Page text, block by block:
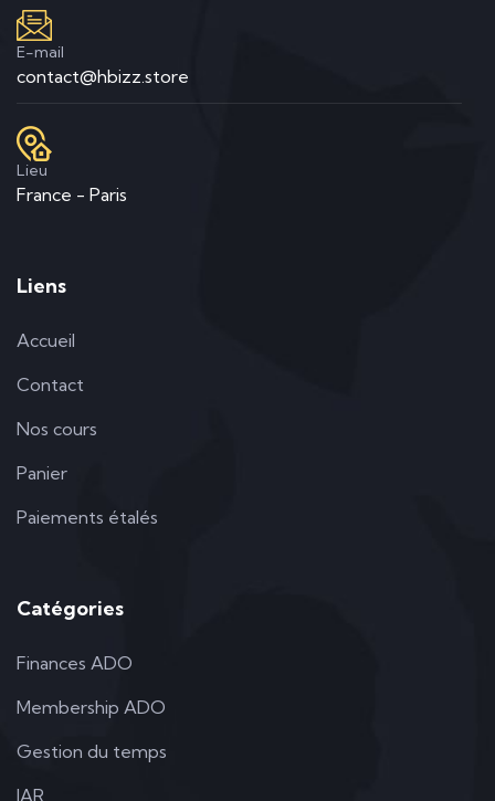
E-mail
contact@hbizz.store
Lieu
France - Paris
Liens
Accueil
Contact
Nos cours
Panier
Paiements étalés
Catégories
Finances ADO
Membership ADO
Gestion du temps
IAR